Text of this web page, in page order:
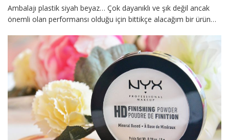
Ambalajı plastik siyah beyaz… Çok dayanıklı ve şık değil ancak
önemli olan performansı olduğu için bittikçe alacağım bir ürün…